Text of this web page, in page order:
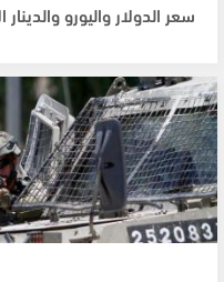
سعر الدولار واليورو